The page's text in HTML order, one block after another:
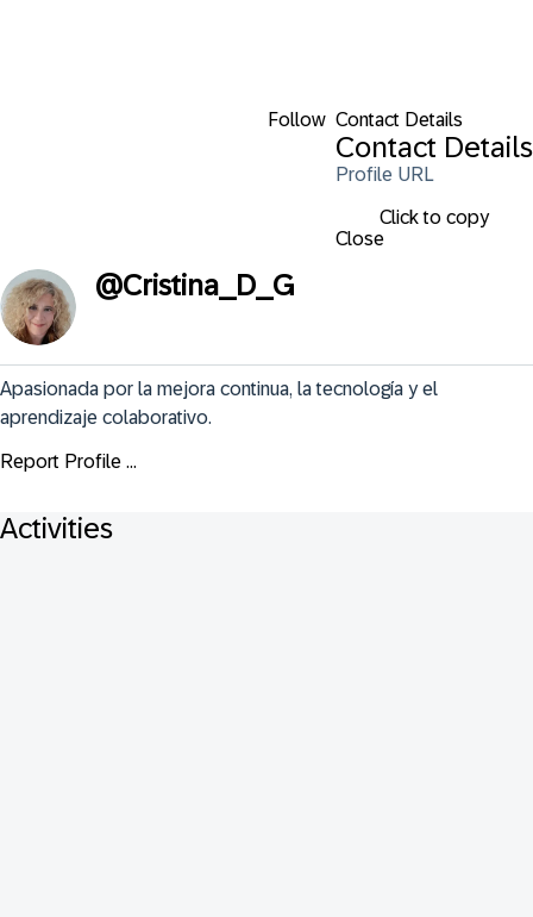
Follow Contact Details
Contact Details
Profile URL
Click to copy
Close
@Cristina_D_G
Apasionada por la mejora continua, la tecnología y el
aprendizaje colaborativo.
Report Profile ...
Activities